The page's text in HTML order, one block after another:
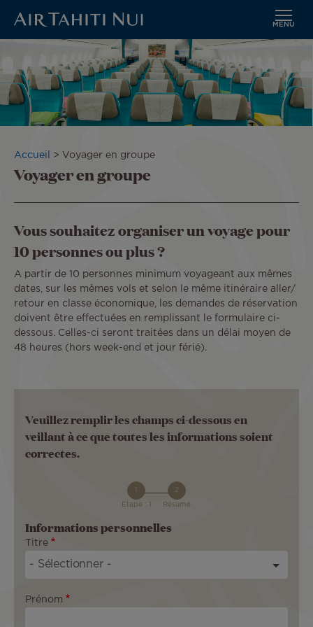
contenu
principal
MENU
Fil
d'Ariane
Accueil Voyager en groupe
Voyager en groupe
Vous souhaitez organiser un voyage pour
10 personnes ou plus ?
A partir de 10 personnes minimum voyageant aux mêmes
dates, sur les mêmes vols et selon le même itinéraire aller/
retour en classe économique, les demandes de réservation
doivent être effectuées en remplissant le formulaire ci-
dessous. Celles-ci seront traitées dans un délai moyen de
48 heures (hors week-end et jour férié).
Veuillez remplir les champs ci-dessous en
veillant à ce que toutes les informations soient
correctes.
Étape : 1 Résumé
Informations personnelles
Titre
Prénom